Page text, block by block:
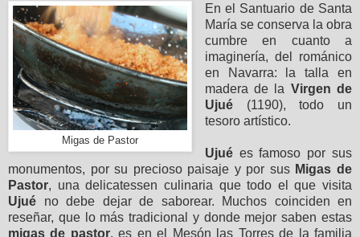
Migas de Pastor
En el Santuario de Santa
María se conserva la obra
cumbre en cuanto a
imaginería, del románico
en Navarra: la talla en
madera de la Virgen de
Ujué(1190), todo un
tesoro artístico.
Ujuées famoso por sus
monumentos, por su precioso paisaje y por sus Migas de
Pastor, una delicatessen culinaria que todo el que visita
Ujué no debe dejar de saborear. Muchos coinciden en
reseñar, que lo más tradicional y donde mejor saben estas
migas de pastor, es en el Mesón las Torres de la familia